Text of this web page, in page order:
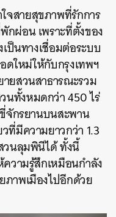
ใจสายสุขภาพที่รักการ
กผ่อน เพราะที่ตั้งของ
ป็นทางเชื่อมต่อระบบ
ดใหม่ให้กับกรุงเทพฯ
ยสวนสาธารณะรวม
ทั้งหมดกว่า 450 ไร่
จักรยานบนสะพาน
ที่มีความยาวกว่า 1.3
วนลุมพินีได้ ทั้งนี้
วามรู้สึกเหมือนกำลัง
าพเมืองไปอีกด้วย